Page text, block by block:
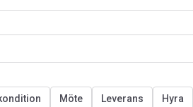
Möte Leverans Hyra